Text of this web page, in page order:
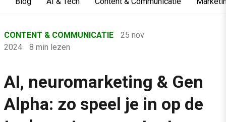
›
Content & Communicatie
›
CONTENT & COMMUNICATIE
25 nov
2024
8 min lezen
AI, neuromarketing & Gen
Alpha: zo speel je in op de